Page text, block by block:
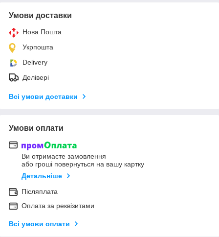
Умови доставки
Нова Пошта
Укрпошта
Delivery
Делівері
Всі умови доставки
Умови оплати
Ви отримаєте замовлення
або гроші повернуться на вашу картку
Детальніше
Післяплата
Оплата за реквізитами
Всі умови оплати